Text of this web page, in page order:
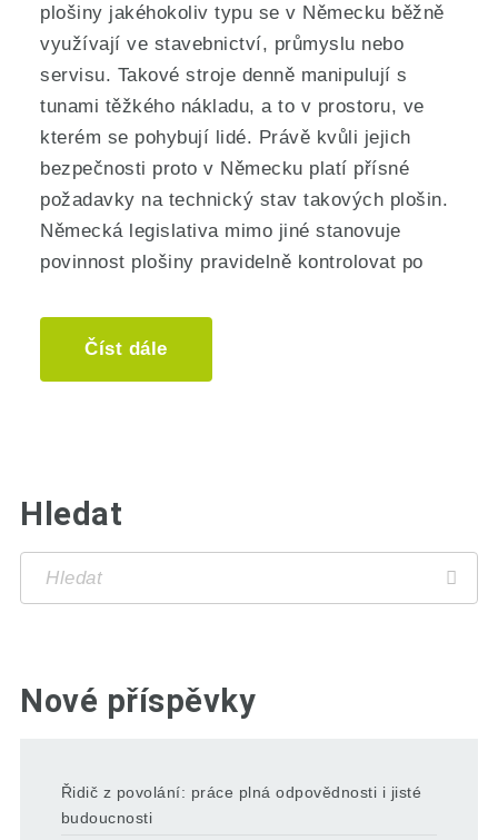
plošiny jakéhokoliv typu se v Německu běžně
využívají ve stavebnictví, průmyslu nebo
servisu. Takové stroje denně manipulují s
tunami těžkého nákladu, a to v prostoru, ve
kterém se pohybují lidé. Právě kvůli jejich
bezpečnosti proto v Německu platí přísné
požadavky na technický stav takových plošin.
Německá legislativa mimo jiné stanovuje
povinnost plošiny pravidelně kontrolovat po
Číst dále
Hledat
Nové příspěvky
Řidič z povolání: práce plná odpovědnosti i jisté
budoucnosti